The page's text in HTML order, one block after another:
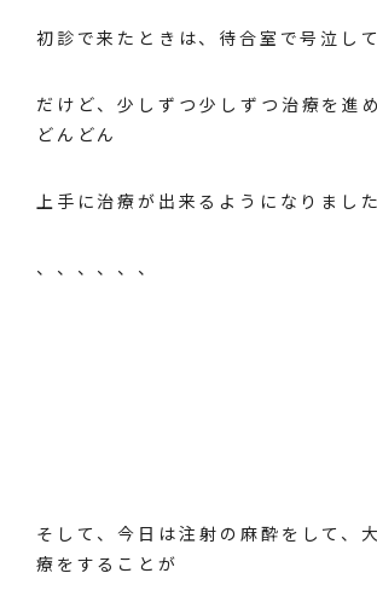
初診で来たときは、待合室で号泣し
だけど、少しずつ少しずつ治療を進
どんどん
上手に治療が出来るようになりました
、、、、、、
そして、今日は注射の麻酔をして、
療をすることが